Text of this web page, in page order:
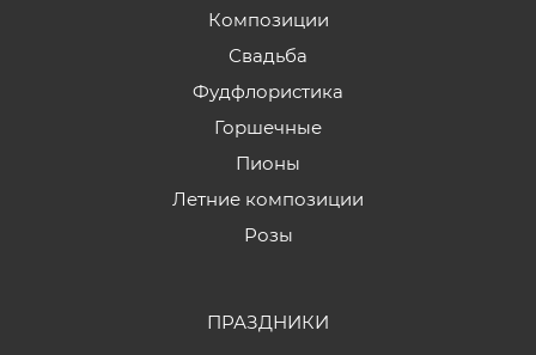
Композиции
Свадьба
Фудфлористика
Горшечные
Пионы
Летние композиции
Розы
ПРАЗДНИКИ